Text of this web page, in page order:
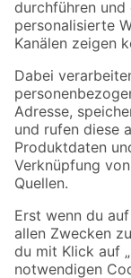
Folge uns
Zahlungsarten
Sicher einkaufen
Jetzt die toom-